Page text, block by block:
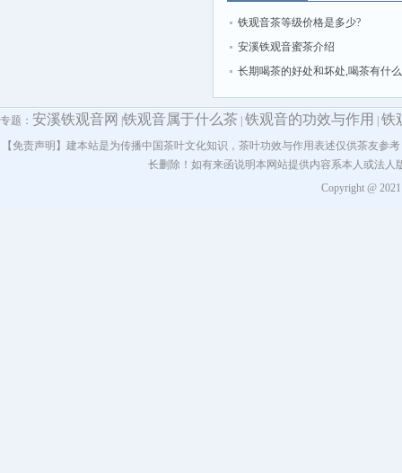
铁观音茶等级价格是多少?
安溪铁观音蜜茶介绍
长期喝茶的好处和坏处,喝茶有什
和坏处
专题： 安溪铁观音网 |铁观音属于什么茶 | 铁观音的功效与作用 | 铁
【免责声明】建本站是为传播中国茶叶文化知识，茶叶功效与作用表述仅供茶友
长删除！如有来函说明本网站提供内容系本人或法
Copyright @